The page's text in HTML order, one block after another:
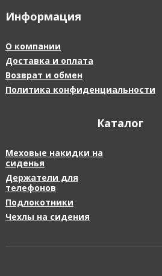
Информация
О компании
Доставка и оплата
Возврат и обмен
Политика конфиденциальности
Каталог
Меховые накидки на
сиденья
Держатели для
телефонов
Подлокотники
Чехлы на сидения